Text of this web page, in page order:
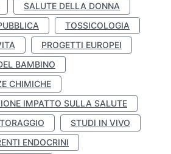
SALUTE DELLA DONNA
TOSSICOLOGIA
PROGETTI EUROPEI
BAMBINO
CHIMICHE
IMPATTO SULLA SALUTE
STUDI IN VIVO
ENDOCRINI